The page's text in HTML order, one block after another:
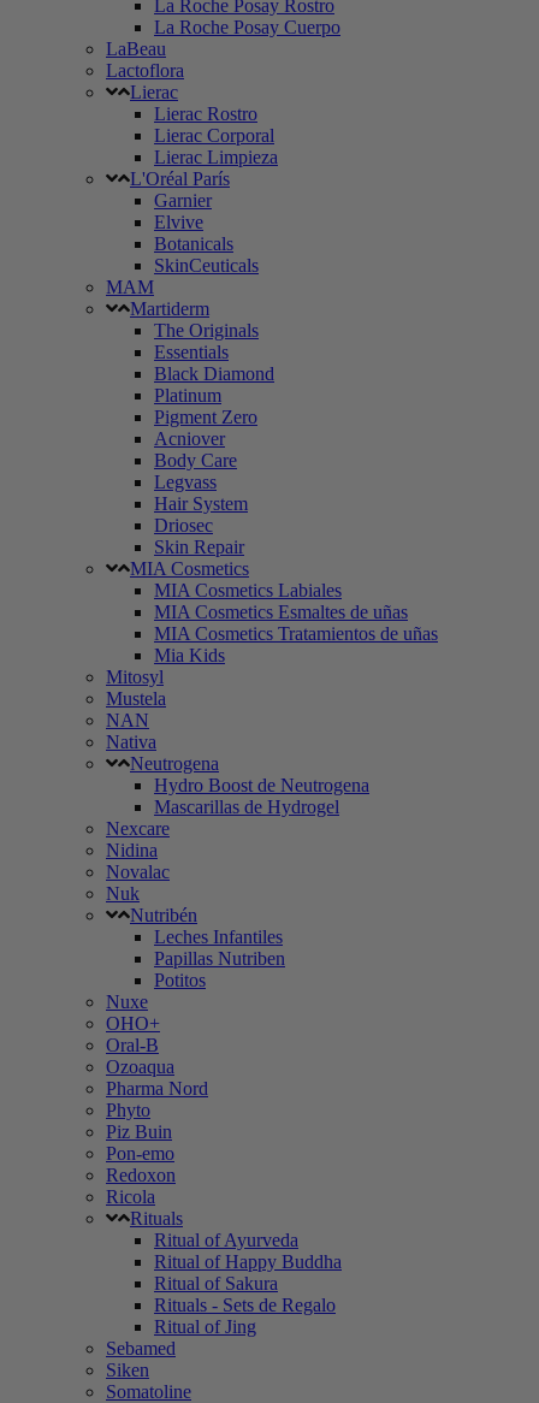
La Roche Posay Rostro
La Roche Posay Cuerpo
LaBeau
Lactoflora
Lierac
Lierac Rostro
Lierac Corporal
Lierac Limpieza
L'Oréal París
Garnier
Elvive
Botanicals
SkinCeuticals
MAM
Martiderm
The Originals
Essentials
Black Diamond
Platinum
Pigment Zero
Acniover
Body Care
Legvass
Hair System
Driosec
Skin Repair
MIA Cosmetics
MIA Cosmetics Labiales
MIA Cosmetics Esmaltes de uñas
MIA Cosmetics Tratamientos de uñas
Mia Kids
Mitosyl
Mustela
NAN
Nativa
Neutrogena
Hydro Boost de Neutrogena
Mascarillas de Hydrogel
Nexcare
Nidina
Novalac
Nuk
Nutribén
Leches Infantiles
Papillas Nutriben
Potitos
Nuxe
OHO+
Oral-B
Ozoaqua
Pharma Nord
Phyto
Piz Buin
Pon-emo
Redoxon
Ricola
Rituals
Ritual of Ayurveda
Ritual of Happy Buddha
Ritual of Sakura
Rituals - Sets de Regalo
Ritual of Jing
Sebamed
Siken
Somatoline